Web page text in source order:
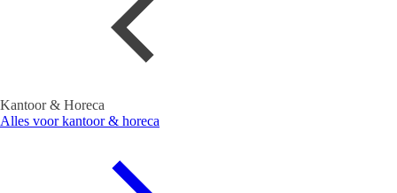
Kantoor & Horeca
Alles voor kantoor & horeca